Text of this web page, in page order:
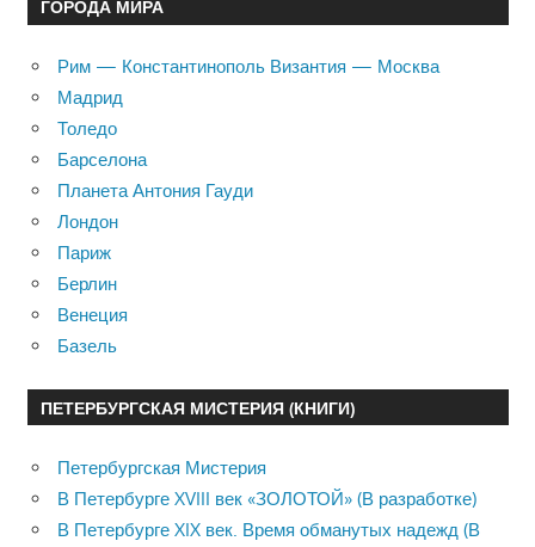
ГОРОДА МИРА
Рим — Константинополь Византия — Москва
Мадрид
Толедо
Барселона
Планета Антония Гауди
Лондон
Париж
Берлин
Венеция
Базель
ПЕТЕРБУРГСКАЯ МИСТЕРИЯ (КНИГИ)
Петербургская Мистерия
В Петербурге XVIII век «ЗОЛОТОЙ» (В разработке)
В Петербурге XIX век. Время обманутых надежд (В